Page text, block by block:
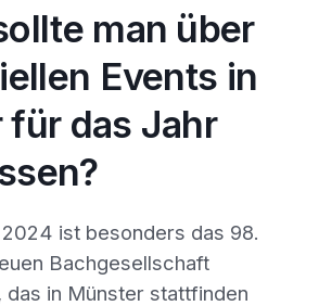
man über
Events in
das Jahr
ist besonders das 98.
Bachgesellschaft
das in Münster stattfinden